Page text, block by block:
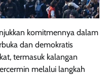
komitmennya dalam
dan demokratis
termasuk kalangan
melalui langkah